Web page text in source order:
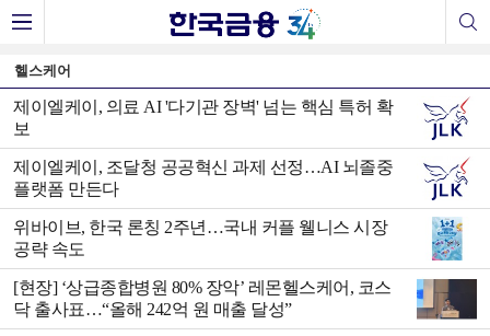
헬스케어
제이엘케이, 의료 AI '다기관 장벽' 넘는 핵심 특허 확
보
제이엘케이, 조달청 공공혁신 과제 선정…AI 뇌졸중
플랫폼 만든다
위바이브, 한국 론칭 2주년…국내 커플 웰니스 시장
공략 속도
[현장] ‘상급종합병원 80% 장악’ 레몬헬스케어, 코스
닥 출사표…“올해 242억 원 매출 달성”